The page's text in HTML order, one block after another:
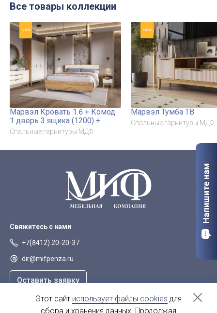
Все товары коллекции
NEW
Марвэл Кровать 1.6 + Комод
1 дверь 3 ящика (1200) +
Тумбы прикроватные + Шкаф
3-х ств (опора дерево)
Спальные гарнитуры МДФ
NEW
Марвэл Тумба ТВ
Спальные гарнитуры МДФ
Свяжитесь с нами
+7(8412) 20-20-37
dir@mifpenza.ru
Оставить заявку
Напишите нам
Этот сайт использует файлы cookies для
сбора и хранения данных. Продолжая